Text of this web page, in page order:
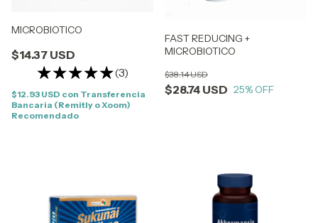
MICROBIOTICO
$14.37 USD
(3)
$12.93 USD con Transferencia
Bancaria (Remitly o Xoom)
Recomendado
FAST REDUCING +
MICROBIOTICO
$28.74 USD
$38.14 USD
25% OFF